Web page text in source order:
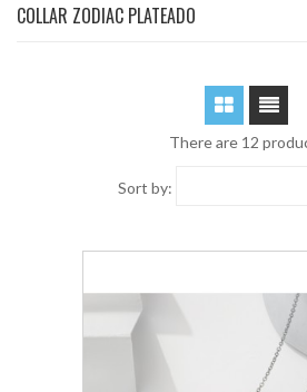
COLLAR ZODIAC PLATEADO
There are 12
Sort by: